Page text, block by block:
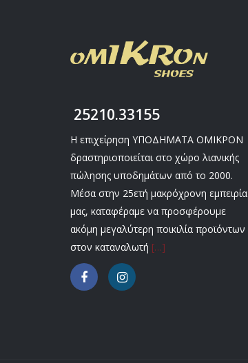
25210.33155
Η επιχείρηση ΥΠΟΔΗΜΑΤΑ ΟΜΙΚΡΟΝ
δραστηριοποιείται στο χώρο λιανικής
πώλησης υποδημάτων από το 2000.
Μέσα στην 25ετή μακρόχρονη εμπειρία
μας, καταφέραμε να προσφέρουμε
ακόμη μεγαλύτερη ποικιλία προϊόντων
στον καταναλωτή […]